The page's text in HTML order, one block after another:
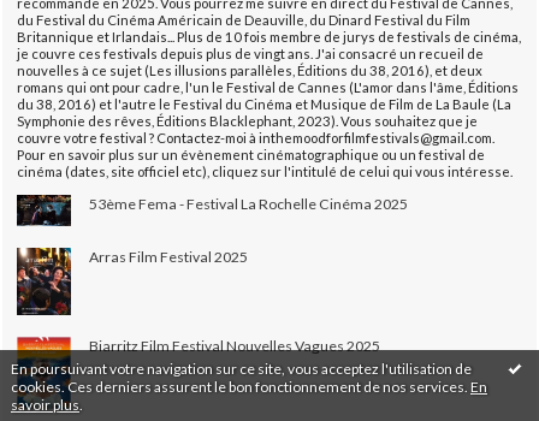
En poursuivant votre navigation sur ce site, vous acceptez l'utilisation de
cookies. Ces derniers assurent le bon fonctionnement de nos services. En
savoir plus
recommande en 2025. Vous pourrez me suivre en direct du Festival de Cannes,
du Festival du Cinéma Américain de Deauville, du Dinard Festival du Film
Britannique et Irlandais... Plus de 10 fois membre de jurys de festivals de cinéma,
je couvre ces festivals depuis plus de vingt ans. J'ai consacré un recueil de
nouvelles à ce sujet (Les illusions parallèles, Éditions du 38, 2016), et deux
romans qui ont pour cadre, l'un le Festival de Cannes (L'amor dans l'âme, Éditions
du 38, 2016) et l'autre le Festival du Cinéma et Musique de Film de La Baule (La
Symphonie des rêves, Éditions Blacklephant, 2023). Vous souhaitez que je
couvre votre festival ? Contactez-moi à inthemoodforfilmfestivals@gmail.com.
Pour en savoir plus sur un évènement cinématographique ou un festival de
cinéma (dates, site officiel etc), cliquez sur l'intitulé de celui qui vous intéresse.
53ème Fema - Festival La Rochelle Cinéma 2025
Arras Film Festival 2025
Biarritz Film Festival Nouvelles Vagues 2025